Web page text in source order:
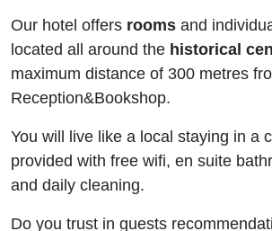
Our hotel offers rooms and
located all around the historical
maximum distance of 300 metres
Reception&Bookshop.
You will live like a local staying in a
provided with free wifi, en suite
and daily cleaning.
Do you trust in guests